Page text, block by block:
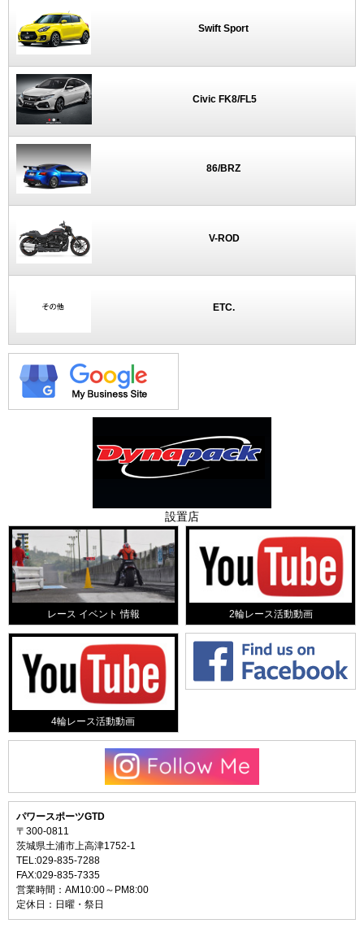
Swift Sport
Civic FK8/FL5
86/BRZ
V-ROD
ETC.
設置店
レース イベント 情報 2輪レース活動動画
4輪レース活動動画
パワースポーツGTD
〒300-0811
茨城県土浦市上高津1752-1
TEL:029-835-7288
FAX:029-835-7335
営業時間：AM10:00～PM8:00
定休日：日曜・祭日